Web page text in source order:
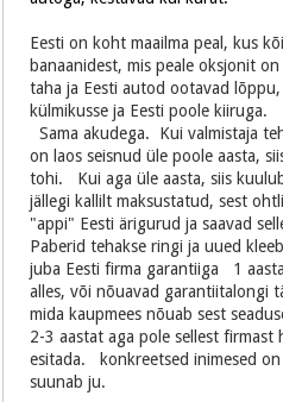
Eesti on koht maailma peal, kus
banaanidest, mis peale oksjonit
taha ja Eesti autod ootavad
külmikusse ja Eesti poole kiiruga.
Sama akudega. Kui valmistaja
on laos seisnud üle poole aasta,
tohi. Kui aga üle aasta, siis
jällegi kallilt maksustatud, sest
"appi" Eesti ärigurud ja saavad
Paberid tehakse ringi ja uued
juba Eesti firma garantiiga 1
alles, või nõuavad garantiitalongi
mida kaupmees nõuab sest
2-3 aastat aga pole sellest firmast
esitada. konkreetsed inimesed
suunab ju.